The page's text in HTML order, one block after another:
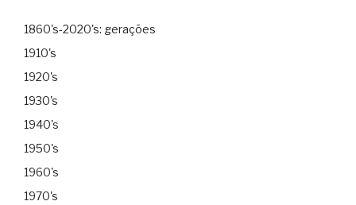
1860's-2020's: gerações
1910's
1920's
1930's
1940's
1950's
1960's
1970's